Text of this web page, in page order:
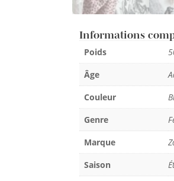
Informations
Poids
Âge
Couleur
Genre
Marque
Saison